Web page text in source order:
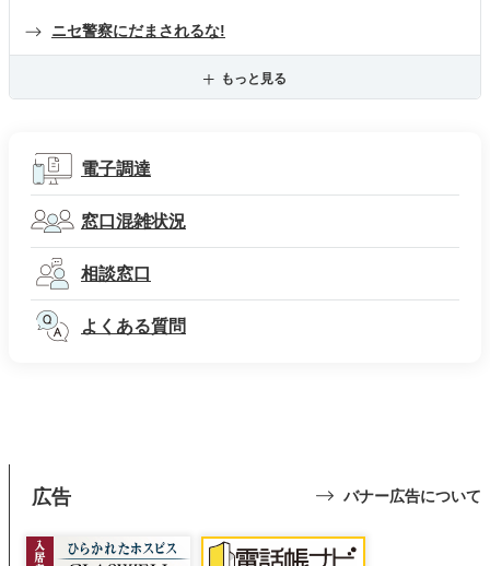
ニセ警察にだまされるな!
もっと見る
電子調達
窓口混雑状況
相談窓口
よくある質問
広告 バナー広告について